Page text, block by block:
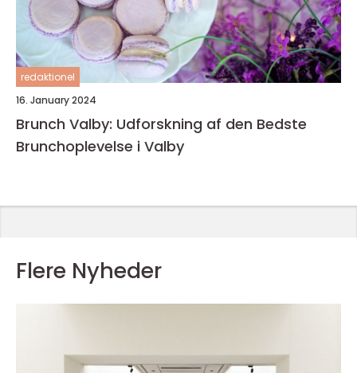
redaktionel
16. January 2024
Brunch Valby: Udforskning af den Bedste
Brunchoplevelse i Valby
Flere Nyheder